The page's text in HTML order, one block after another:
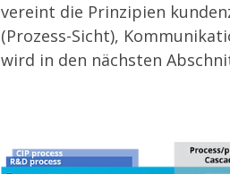
vereint die Prinzipien
(Prozess-Sicht),
wird in den nächsten